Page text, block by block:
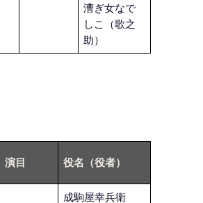
漕ぎ女なで
しこ（歌之
助）
演目 役名 （役者）
成駒屋幸兵衛